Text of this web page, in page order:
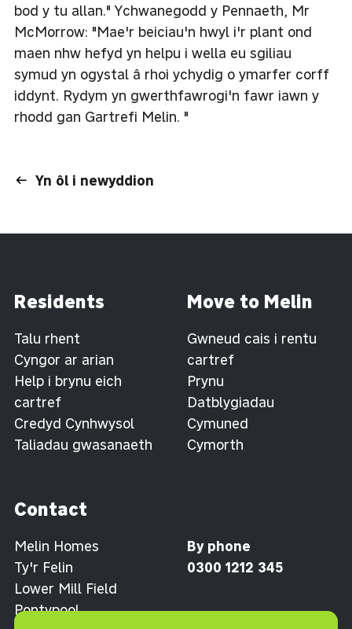
bod y tu allan." Ychwanegodd y Pennaeth, Mr
McMorrow: "Mae'r beiciau'n hwyl i'r plant ond
maen nhw hefyd yn helpu i wella eu sgiliau
symud yn ogystal â rhoi ychydig o ymarfer corff
iddynt. Rydym yn gwerthfawrogi'n fawr iawn y
rhodd gan Gartrefi Melin. "
Yn ôl i newyddion
Residents
Talu rhent
Cyngor ar arian
Help i brynu eich
cartref
Credyd Cynhwysol
Taliadau gwasanaeth
Move to Melin
Gwneud cais i rentu
cartref
Prynu
Datblygiadau
Cymuned
Cymorth
Contact
Melin Homes
Ty'r Felin
Lower Mill Field
Pontypool
By phone
0300 1212 345